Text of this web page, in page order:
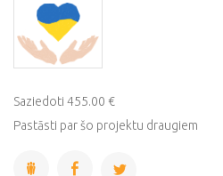
Saziedoti 455.00 €
Pastāsti par šo projektu draugiem